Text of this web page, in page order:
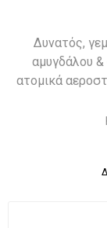
Δυνατός,
αμυγδάλου
ατομικά